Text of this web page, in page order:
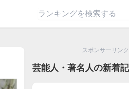
スポンサーリンク
芸能人・著名人の新着